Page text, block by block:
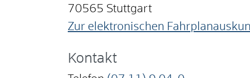
70565 Stuttgart
Zur elektronischen
Kontakt